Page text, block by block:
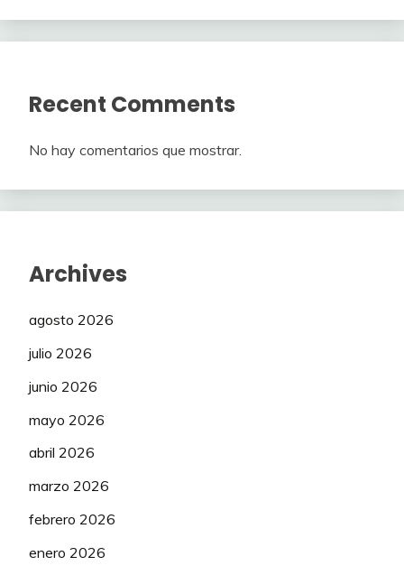
Recent Comments
No hay comentarios que mostrar.
Archives
agosto 2026
julio 2026
junio 2026
mayo 2026
abril 2026
marzo 2026
febrero 2026
enero 2026